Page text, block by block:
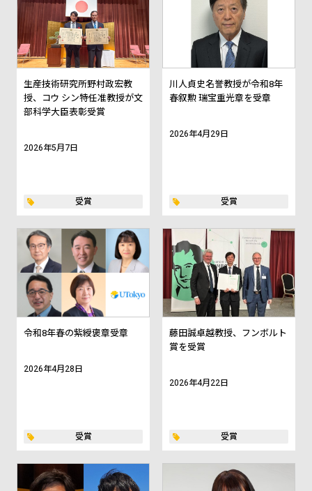
生産技術研究所野村政宏教
授、コウ シン特任准教授が文
部科学大臣表彰受賞
2026年5月7日
受賞
川人貞史名誉教授が令和8年
春叙勲 瑞宝重光章を受章
2026年4月29日
受賞
令和8年春の紫綬褒章受章
2026年4月28日
受賞
藤田誠卓越教授、フンボルト
賞を受賞
2026年4月22日
受賞